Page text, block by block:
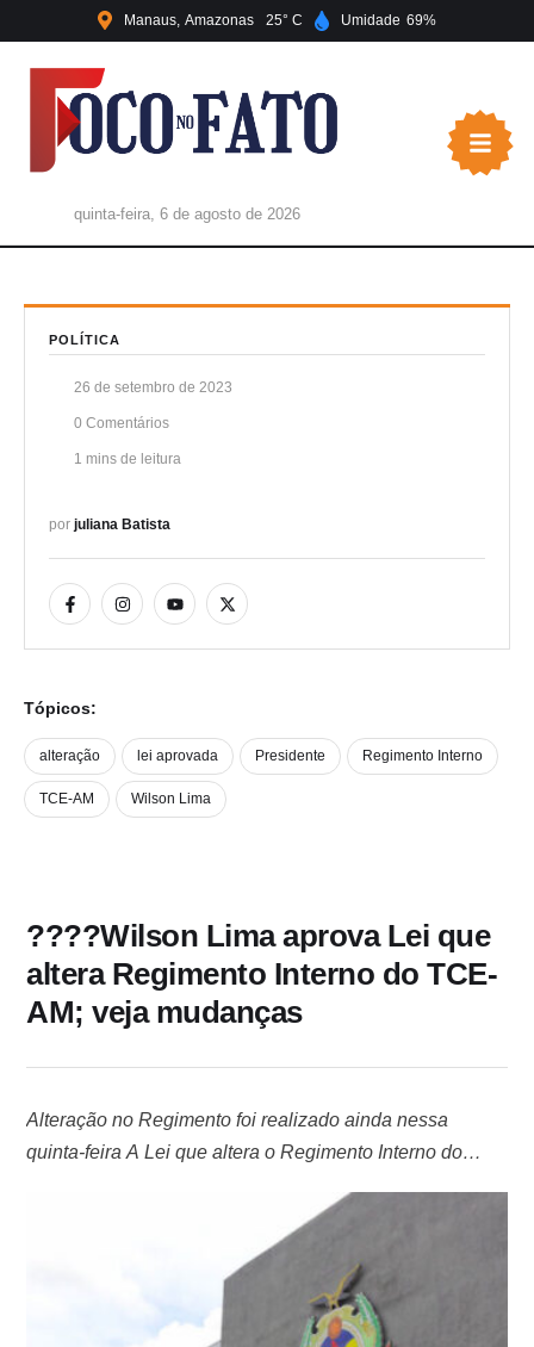
Manaus Amazonas 25 Umidade 69
quinta-feira, 6 de agosto de 2026
POLÍTICA
26 de setembro de 2023
0 Comentários
1 mins de leitura
por juliana Batista
Tópicos:
alteração lei aprovada Presidente Regimento Interno
TCE-AM Wilson Lima
????Wilson Lima aprova Lei que
altera Regimento Interno do TCE-
AM; veja mudanças
Alteração no Regimento foi realizado ainda nessa
quinta-feira A Lei que altera o Regimento Interno do
foi sancionada na íntegra pelo governador do estado,
Wilson Lima (União), na madrugada desta terça-feira
(26). Antes de ser aprovado, o texto da lei foi aprovado
por quatro dos sete conselheiros …